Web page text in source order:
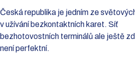
Česká republika je jedním ze
v užívání bezkontaktních karet. Síť
bezhotovostních terminálů ale ještě
není perfektní.